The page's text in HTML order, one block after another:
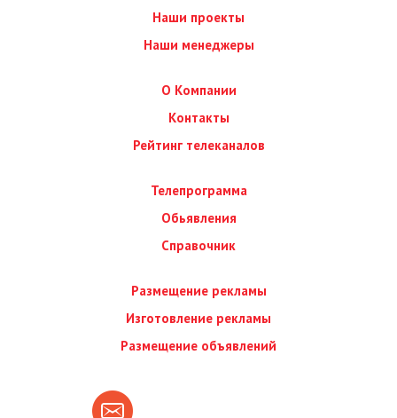
Наши проекты
Наши менеджеры
О Компании
Контакты
Рейтинг телеканалов
Телепрограмма
Обьявления
Справочник
Размещение рекламы
Изготовление рекламы
Размещение объявлений